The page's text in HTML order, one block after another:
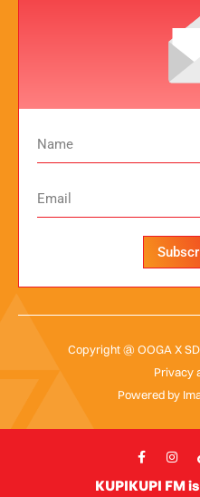
Copyright @ OOGA X
Privacy
Powered by
KUPIKUPI FM